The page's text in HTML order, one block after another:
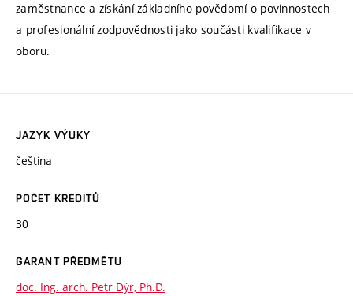
zaměstnance a získání základního povědomí o povinnostech
a profesionální zodpovědnosti jako součásti kvalifikace v
oboru.
JAZYK VÝUKY
čeština
POČET KREDITŮ
30
GARANT PŘEDMĚTU
doc. Ing. arch. Petr Dýr, Ph.D.